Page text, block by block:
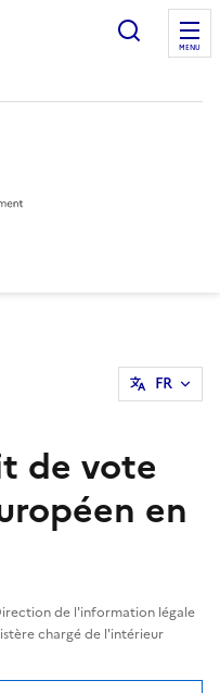
Ouvrir
MENU
FR
de vote
en
de l'information légale
chargé de l'intérieur